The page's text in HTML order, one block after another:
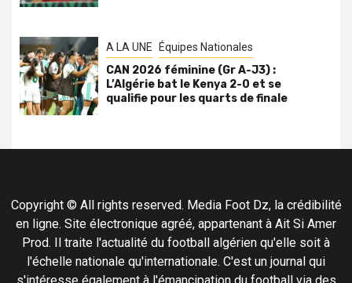
A LA UNE Équipes Nationales
CAN 2026 féminine (Gr A-J3) :
L’Algérie bat le Kenya 2-0 et se
qualifie pour les quarts de finale
Copyright © All rights reserved. Media Foot Dz, la crédibilité
en ligne. Site électronique agréé, appartenant à Ait Si Amer
Prod. Il traite l'actualité du football algérien qu'elle soit à
l'échelle nationale qu'internationale. C'est un journal qui